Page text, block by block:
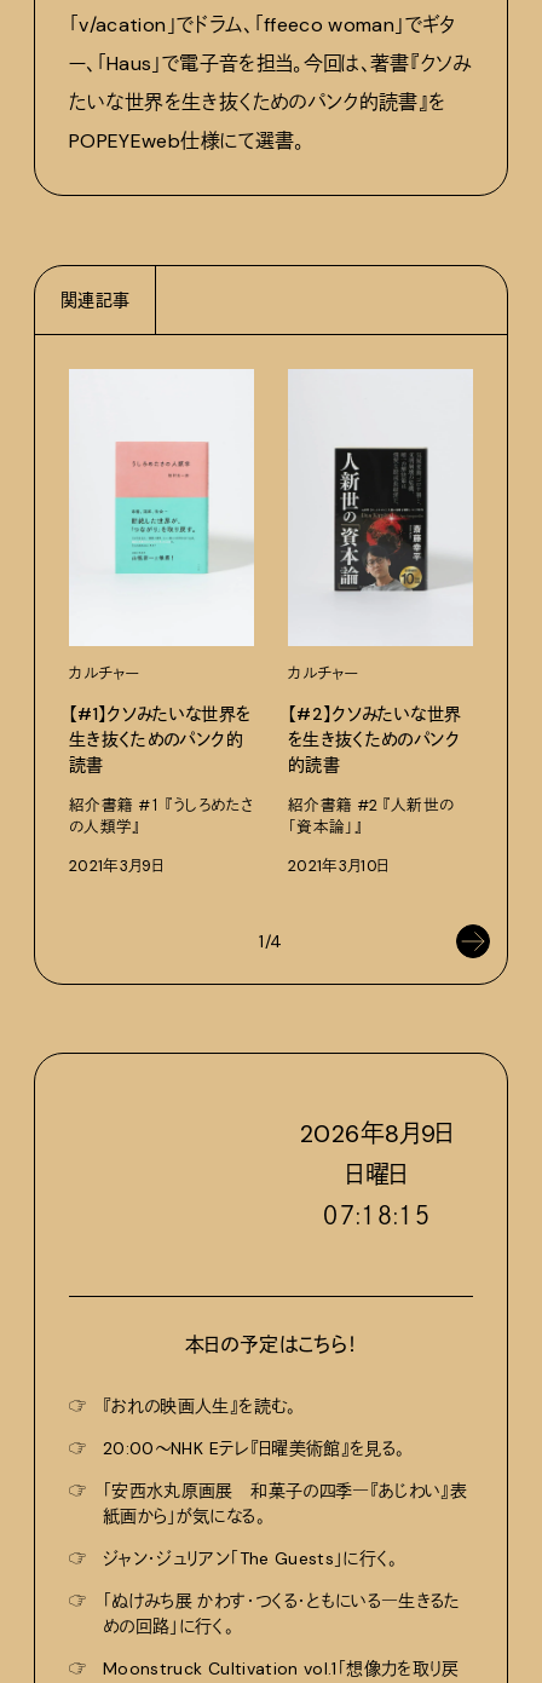
「v/acation」でドラム、「ffeeco woman」でギタ
ー、「Haus」で電子音を担当。今回は、著書『クソみ
たいな世界を生き抜くためのパンク的読書』を
POPEYEweb仕様にて選書。
関連記事
カルチャー
【#1】クソみたいな世界を
生き抜くためのパンク的
読書
紹介書籍 #１ 『うしろめたさ
の人類学』
2021年3月9日
カルチャー
【#2】クソみたいな世界
を生き抜くためのパンク
的読書
紹介書籍 #2 『人新世の
「資本論」』
2021年3月10日
1/4
2026年8月9日
日曜日
０７:１８:１６
本日の予定はこちら！
☞
『おれの映画人生』を読む。
☞
20:00〜NHK Eテレ『日曜美術館』を見る。
☞
「安西水丸原画展 和菓子の四季―『あじわい』表
紙画から」が気になる。
☞
ジャン・ジュリアン「The Guests」に行く。
☞
「ぬけみち展 かわす・つくる・ともにいる―生きるた
めの回路」に行く。
☞
Moonstruck Cultivation vol.1「想像力を取り戻